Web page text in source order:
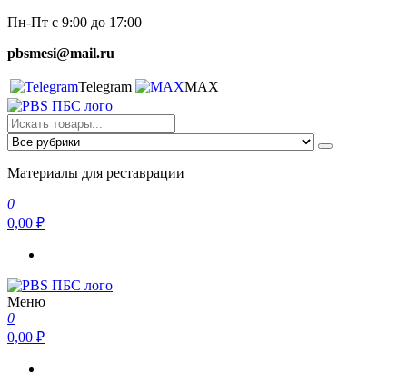
Перейти
содержимому
Пн-Пт с 9:00 до 17:00
pbsmesi@mail.ru
Telegram MAX
Пескобетон. Смеси
Материалы для реставрации
Материалы для реставрации
0
0,00 ₽
Пескобетон. Смеси
Материалы для реставрации
Меню
0
0,00 ₽